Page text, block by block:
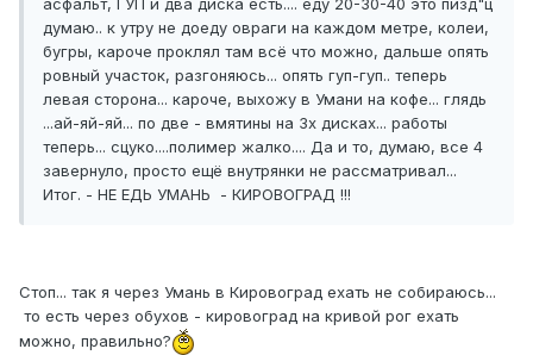
асфальт, ГУП и два диска есть.... еду 20-30-40 это пизд"ц
думаю.. к утру не доеду овраги на каждом метре, колеи,
бугры, кароче проклял там всё что можно, дальше опять
ровный участок, разгоняюсь... опять гуп-гуп.. теперь
левая сторона... кароче, выхожу в Умани на кофе... глядь
...ай-яй-яй... по две - вмятины на 3х дисках... работы
теперь... сцуко....полимер жалко.... Да и то, думаю, все 4
завернуло, просто ещё внутрянки не рассматривал...
Итог. - НЕ ЕДЬ УМАНЬ - КИРОВОГРАД !!!
Стоп... так я через Умань в Кировоград ехать не собираюсь...
то есть через обухов - кировоград на кривой рог ехать
можно, правильно?